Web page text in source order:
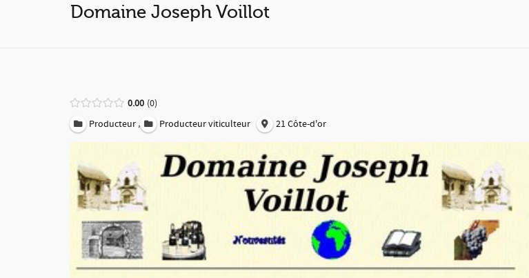
Domaine Joseph Voillot
0.00 0
Producteur , Producteur viticulteur 21 Côte-d'or